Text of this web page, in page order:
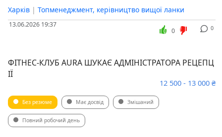
Харків | Топменеджмент, керівництво вищої ланки
13.06.2026 19:37 0
0
ФІТНЕС-КЛУБ AURA ШУКАЄ АДМІНІСТРАТОРА РЕЦЕПЦ
ІЇ
12 500 - 13 000 ₴
Без резюме Має досвід Змішаний
Повний робочий день